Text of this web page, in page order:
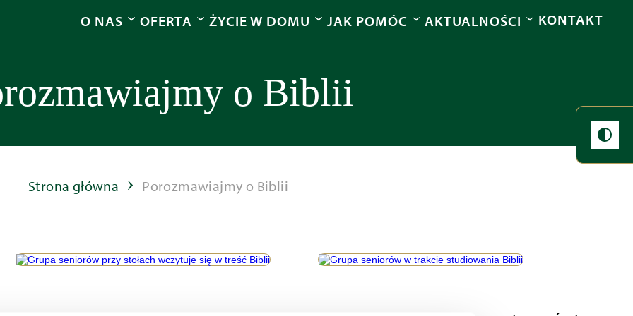
O NAS OFERTA ŻYCIE W DOMU JAK POMÓC AKTUALNOŚCI KONTAKT
o Biblii
Strona główna Porozmawiajmy o Biblii